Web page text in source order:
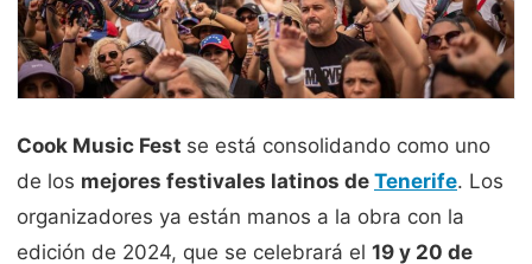
Cook Music Fest se está consolidando como uno
de los mejores festivales latinos de Tenerife. Los
organizadores ya están manos a la obra con la
edición de 2024, que se celebrará el 19 y 20 de